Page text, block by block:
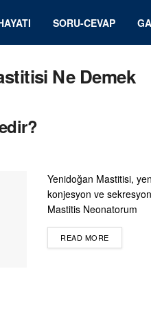
SORU-CEVAP
Ne Demek
Yenidoğan Mastitisi,
konjesyon ve
Mastitis Neonatorum
READ MOREDETAILS